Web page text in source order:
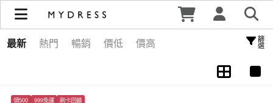
周新品優惠 | MYDRESS 時裳韓風
最新 熱門 暢銷 價低 價高 篩選
領500 999免運 刷卡回饋